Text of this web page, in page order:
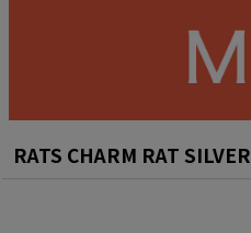
RATS CHARM RAT SILVER